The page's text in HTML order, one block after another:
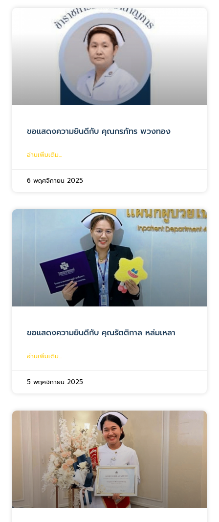
ขอแสดงความยินดีกับ คุณกรภัทร พวงทอง
อ่านเพิ่มเติม...
6 พฤศจิกายน 2025
ขอแสดงความยินดีกับ คุณรัตติกาล หล่มเหลา
อ่านเพิ่มเติม...
5 พฤศจิกายน 2025